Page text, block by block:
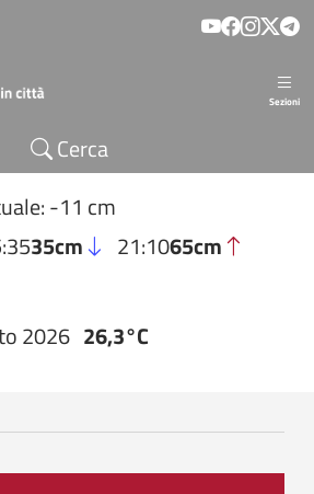
Sezioni
Cerca
-11 cm
35cm 21:1065cm
2026 26,3°C